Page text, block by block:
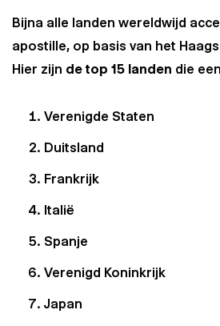
Bijna alle landen wereldwijd
apostille, op basis van het
Hier zijn de top 15 landen die
Verenigde Staten
Duitsland
Frankrijk
Italië
Spanje
Verenigd Koninkrijk
Japan